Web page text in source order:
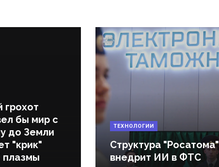
грохот
бы мир с
до Земли
"крик"
плазмы
ТЕХНОЛОГИИ
Структура "Росатома"
внедрит ИИ в ФТС